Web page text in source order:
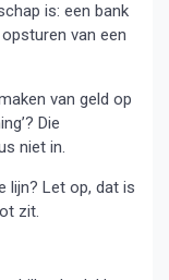
is: een bank
van een
van geld op
Die
niet in.
lijn? Let op, dat is
zit.